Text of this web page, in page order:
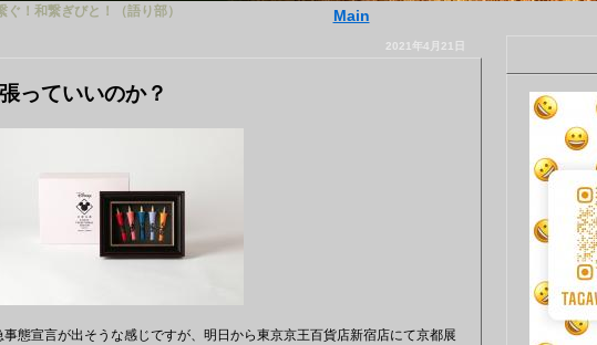
ぐ！和繋ぎびと！（語り部）
Main
2021年4月21日
っていいのか？
事態宣言が出そうな感じですが、明日から東京京王百貨店新宿店にて京都展